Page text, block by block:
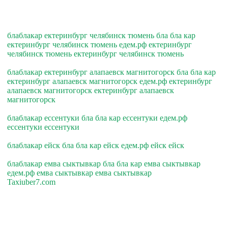
блаблакар ектеринбург челябинск тюмень бла бла кар
ектеринбург челябинск тюмень едем.рф ектеринбург
челябинск тюмень ектеринбург челябинск тюмень
блаблакар ектеринбург алапаевск магнитогорск бла бла кар
ектеринбург алапаевск магнитогорск едем.рф ектеринбург
алапаевск магнитогорск ектеринбург алапаевск
магнитогорск
блаблакар ессентуки бла бла кар ессентуки едем.рф
ессентуки ессентуки
блаблакар ейск бла бла кар ейск едем.рф ейск ейск
блаблакар емва сыктывкар бла бла кар емва сыктывкар
едем.рф емва сыктывкар емва сыктывкар
Taxiuber7.com